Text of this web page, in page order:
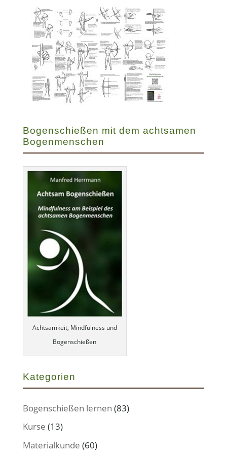
Bogenschießen mit dem achtsamen
Bogenmenschen
Achtsamkeit, Mindfulness und
Bogenschießen
Kategorien
Bogenschießen lernen (83)
Kurse (13)
Materialkunde (60)